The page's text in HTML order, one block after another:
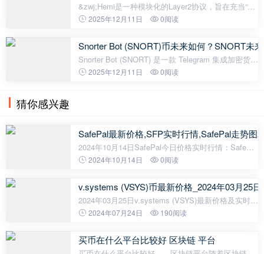
&zwj;Hemi是一种模块化的Layer2协议，旨在充当“超
级网络”，原生连接两个最大的区块链生态系统：比特
（Binance）在币安钱包推出
2025年12月11日 0阅读
Snorter Bot (SNORT)币未来如何？SNORT未
Snorter Bot (SNORT) 是一款 Telegram 集成加密货币
交易机器人，于 2025 年 5 月 28 日开始首次销售。
2025年12月11日 0阅读
猜你感兴趣
SafePal最新价格,SFP实时行情,SafePal走势图
2024年10月14日SafePal今日价格实时行情：SafePal
当前价格为 $0.70613791，其 24 小时的交易量为
-0.62%。目前的 加密货币市
2024年10月14日 0阅读
v.systems (VSYS)币最新价格_2024年03月25
2024年03月25日v.systems (VSYS)最新价格及实时行
情走势根据最新数据显示，2024年03月25日
于人民币0.014元。近24小时内，最高价
2024年07月24日 190阅读
买币在什么平台比较好 区块链 平台